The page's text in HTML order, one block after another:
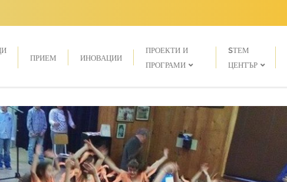
ПРИЕМ ИНОВАЦИИ
ПРОЕКТИ И
ПРОГРАМИ
SТЕМ
ЦЕНТЪР